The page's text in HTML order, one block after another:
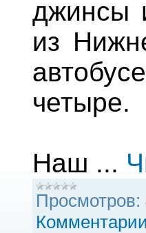
джинсы
из
четыре.
Наш ...
Просмотров: